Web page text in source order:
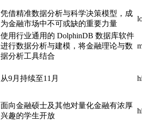
凭借精准数据分析与科学决策模型，成
为金融市场中不可或缺的重要力量
使用行业通用的 DolphinDB 数据库软件
进行数据分析与建模，将金融理论与数
据分析工具结合
从9月持续至11月
面向金融硕士及其他对量化金融有浓厚
兴趣的学生开放